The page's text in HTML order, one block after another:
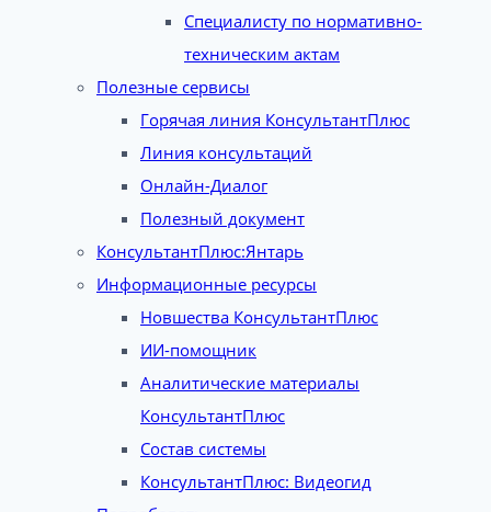
Специалисту по нормативно-
техническим актам
Полезные сервисы
Горячая линия КонсультантПлюс
Линия консультаций
Онлайн-Диалог
Полезный документ
КонсультантПлюс:Янтарь
Информационные ресурсы
Новшества КонсультантПлюс
ИИ-помощник
Аналитические материалы
КонсультантПлюс
Состав системы
КонсультантПлюс: Видеогид